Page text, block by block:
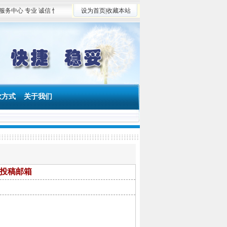
心 专业 诚信 快捷 稳妥 竭诚为广大读者服务，为学术创新和期刊出版业发展服务
设为首页收藏本站
方式 关于我们
稿邮箱